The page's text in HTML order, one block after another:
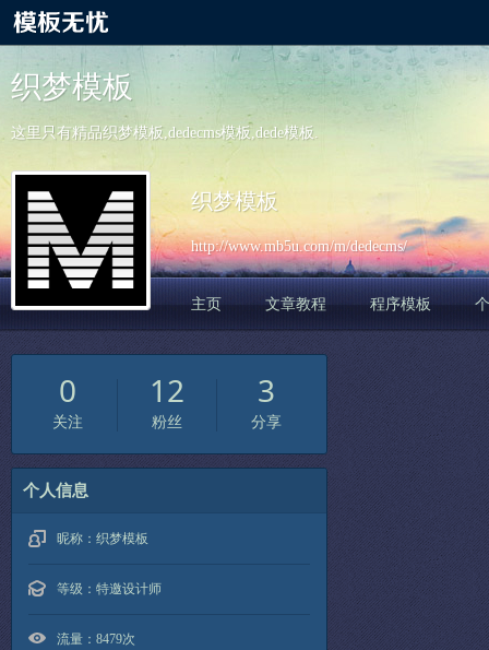
织梦模板
这里只有精品织梦模板,dedecms模板,dede模板.
织梦模板
http://www.mb5u.com/m/dedecms/
主页 文章教程 程序模板
0
关注
12
粉丝
3
分享
个人信息
昵称： 织梦模板
等级： 特邀设计师
流量： 8479次